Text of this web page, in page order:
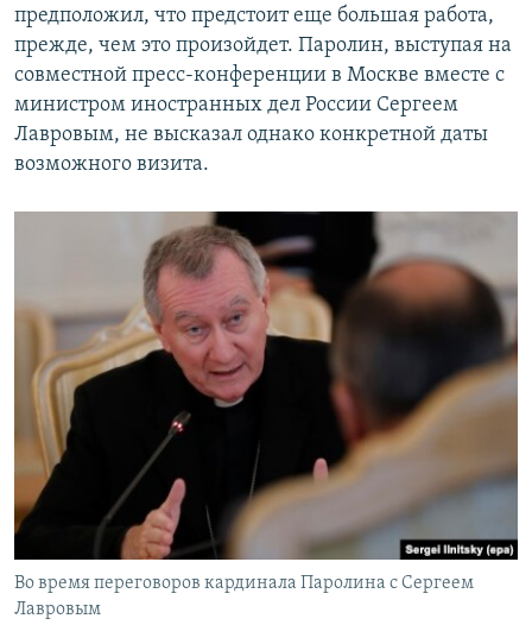
предположил, что предстоит еще большая работа,
прежде, чем это произойдет. Паролин, выступая на
совместной пресс-конференции в Москве вместе с
министром иностранных дел России Сергеем
Лавровым, не высказал однако конкретной даты
возможного визита.
Во время переговоров кардинала Паролина с Сергеем
Лавровым